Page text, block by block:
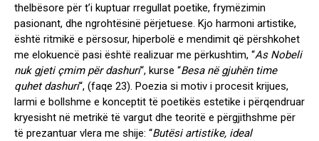
thelbësore për t’i kuptuar rregullat poetike, frymëzimin
pasionant, dhe ngrohtësinë përjetuese. Kjo harmoni artistike,
është ritmikë e përsosur, hiperbolë e mendimit që përshkohet
me elokuencë pasi është realizuar me përkushtim, “As Nobeli
nuk gjeti çmim për dashuri“, kurse “Besa në gjuhën time
quhet dashuri“, (faqe 23). Poezia si motiv i procesit krijues,
larmi e bollshme e konceptit të poetikës estetike i përqendruar
kryesisht në metrikë të vargut dhe teoritë e përgjithshme për
të prezantuar vlera me shije: “Butësi artistike, ideal